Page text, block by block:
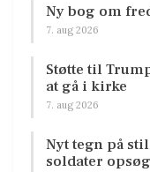
Ny bog om
7. aug 2026
Støtte til
at gå i kirke
7. aug 2026
Nyt tegn på
soldater